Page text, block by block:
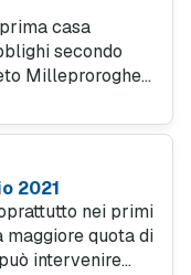
casa
secondo
Milleproroghe
2021
nei primi
maggiore quota di
intervenire